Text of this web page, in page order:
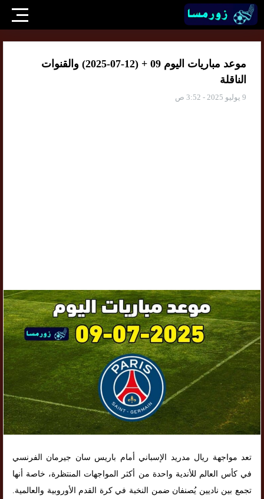
موعد مباريات اليوم 09 + (12-07-2025) والقنوات
الناقلة
9 يوليو 2025 - 3:52 ص
تعد مواجهة ريال مدريد الإسباني أمام باريس سان جيرمان الفرنسي
في كأس العالم للأندية واحدة من أكثر المواجهات المنتظرة، خاصة أنها
تجمع بين ناديين يُصنفان ضمن النخبة في كرة القدم الأوروبية والعالمية.